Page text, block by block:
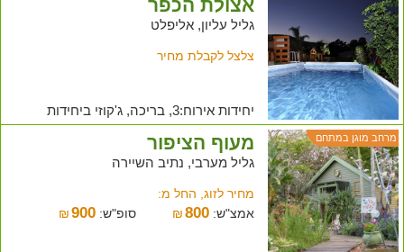
אצולת הכפר
גליל עליון, אליפלט
צלצל לקבלת מחיר
יחידות אירוח:3, בריכה, ג'קוזי ביחידות
מרחב מוגן במתחם מעוף הציפור
גליל מערבי, נתיב השיירה
מחיר לזוג, החל מ:
אמצ"ש:
₪800 סופ"ש: ₪ 900